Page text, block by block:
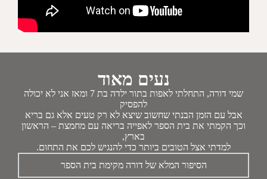
נעים מאוד
שמי דורה, התחלתי לאפות בתור ילדה בת 7 ומאז אני לא יכולה
להפסיק
אבל עם הזמן הבנתי שחשוב שיצא לא רק טעים אלא גם בריא
וכך הקמתי את בית הספר לאפייה בריאה עם מחמצת – הראשון
בארץ,
למדתי אצל הטובים ביותר כדי להנגיש לכם את התחום.
הסיפור המלא של דורה מקימת בית הספר